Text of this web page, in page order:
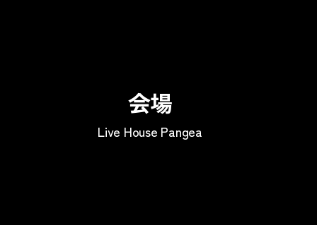
会場
Live House Pangea